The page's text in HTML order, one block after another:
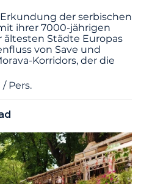
der serbischen
ihrer 7000-jährigen
ältesten Städte Europas
von Save und
Korridors, der die
Pers.